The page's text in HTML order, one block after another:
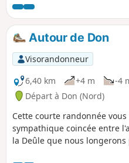
aurez l'occasion de découvrir
espaces naturels de toute
que le Parc de La Louvière,
Chico Mendès et l'Île aux
Autour de Don
Visorandonneur
6,40 km
+4 m -4
Départ à Don (Nord)
Cette courte randonnée
sympathique coincée entre
la Deûle que nous